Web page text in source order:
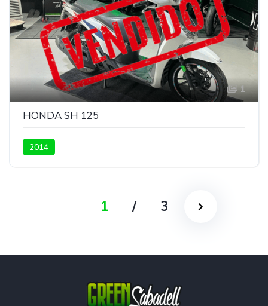
1
HONDA SH 125
2014
1 / 3